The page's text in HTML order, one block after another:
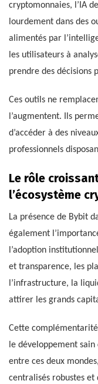
cryptomonnaies, l’IA
lourdement dans des
alimentés par
les utilisateurs à
prendre des décisions
Ces outils ne
l’augmentent. Ils
d’accéder à des
professionnels
Le rôle
l’écosystème
La présence de Bybit
également
l’adoption
et transparence, les
l’infrastructure, la
attirer les grands
Cette
le développement
entre ces deux
centralisés robustes et